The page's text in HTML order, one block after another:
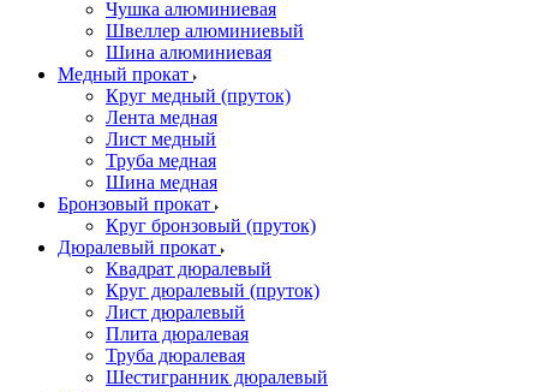
Чушка алюминиевая
Швеллер алюминиевый
Шина алюминиевая
Медный прокат
Круг медный (пруток)
Лента медная
Лист медный
Труба медная
Шина медная
Бронзовый прокат
Круг бронзовый (пруток)
Дюралевый прокат
Квадрат дюралевый
Круг дюралевый (пруток)
Лист дюралевый
Плита дюралевая
Труба дюралевая
Шестигранник дюралевый